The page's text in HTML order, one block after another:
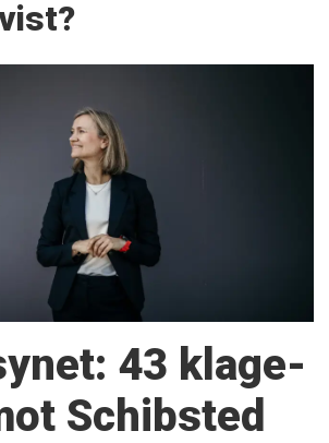
43 klage­
Schibsted